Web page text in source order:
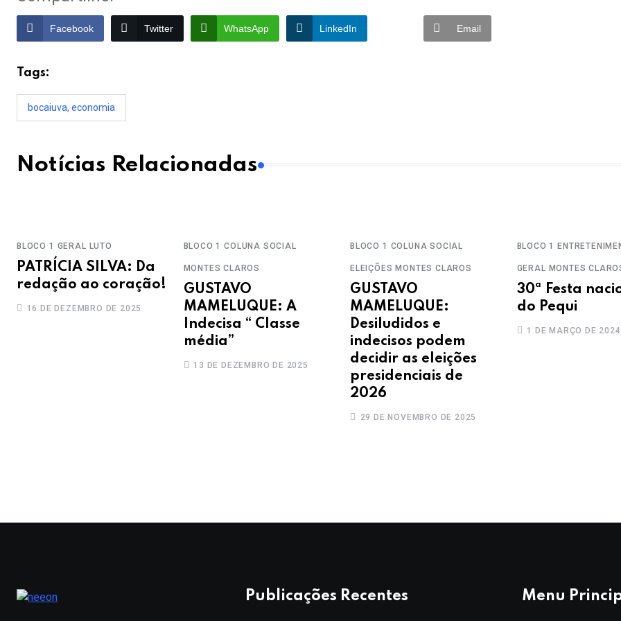
Facebook Twitter WhatsApp LinkedIn Email
Tags:
bocaiuva, economia
Notícias Relacionadas
BLOCO 1 GERAL LUTO
PATRÍCIA SILVA: Da
redação ao coração!
16 DE DEZEMBRO DE 2025
BLOCO 1 COLUNA SOCIAL
MONTES CLAROS
GUSTAVO
MAMELUQUE: A
Indecisa “ Classe
média”
13 DE DEZEMBRO DE 2025
BLOCO 1 COLUNA SOCIAL
ELEIÇÕES MONTES CLAROS
GUSTAVO
MAMELUQUE:
Desiludidos e
indecisos podem
decidir as eleições
presidenciais de
2026
29 DE NOVEMBRO DE 2025
BLOCO 1
GERAL MONTES
30ª Festa
do Pequi
1 DE MARÇO DE 2024
Publicações Recentes Menu